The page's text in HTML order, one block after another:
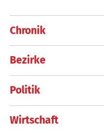
Chronik
Bezirke
Politik
Wirtschaft